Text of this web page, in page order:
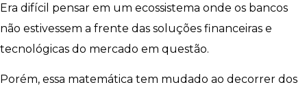
Era difícil pensar em um ecossistema onde os bancos
não estivessem a frente das soluções financeiras e
tecnológicas do mercado em questão.
Porém, essa matemática tem mudado ao decorrer dos